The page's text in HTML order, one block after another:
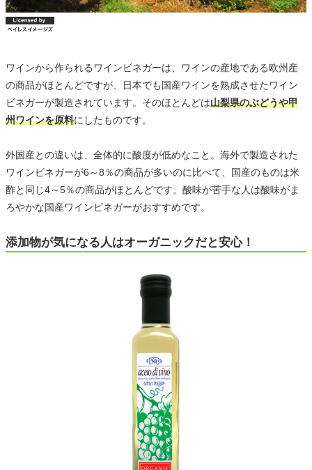
ワインから作られるワインビネガーは、ワインの産地である欧州産
の商品がほとんどですが、日本でも国産ワインを熟成させたワイン
ビネガーが製造されています。そのほとんどは山梨県のぶどうや甲
州ワインを原料にしたものです。
外国産との違いは、全体的に酸度が低めなこと。海外で製造された
ワインビネガーが6～8％の商品が多いのに比べて、国産のものは米
酢と同じ4～5％の商品がほとんどです。酸味が苦手な人は酸味がま
ろやかな国産ワインビネガーがおすすめです。
添加物が気になる人はオーガニックだと安心！